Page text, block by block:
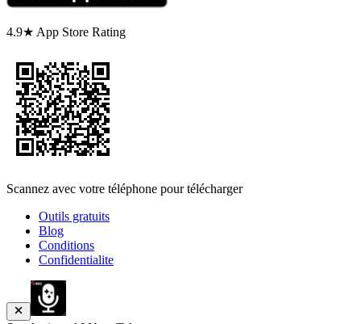
4.9★ App Store Rating
Scannez avec votre téléphone pour télécharger
Outils gratuits
Blog
Conditions
Confidentialite